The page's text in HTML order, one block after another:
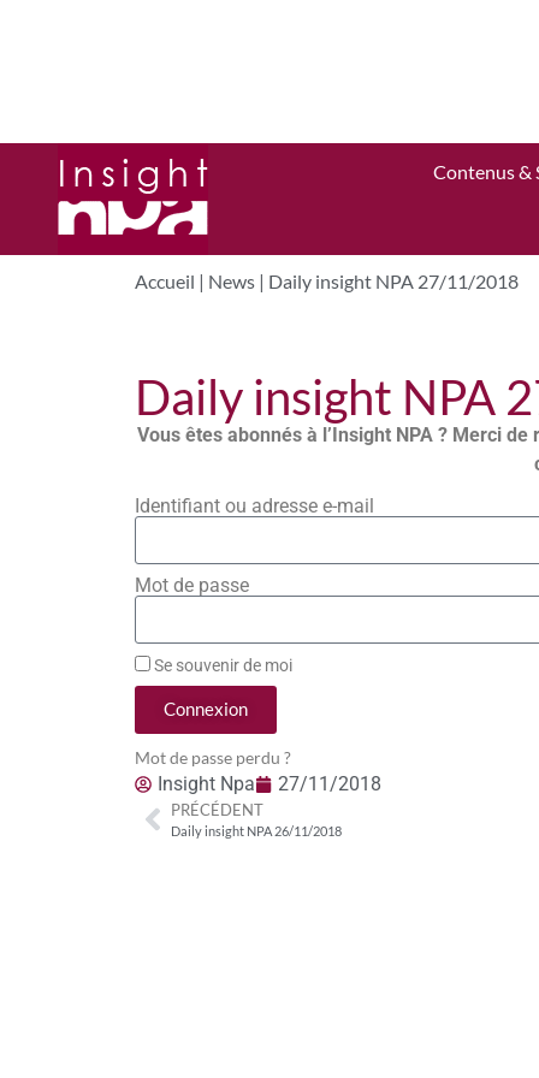
Contenus &
Accueil | News | Daily insight NPA 27/11/2018
Daily insight NPA
Vous êtes abonnés à l’Insight NPA ? Merci
Identifiant ou adresse e-mail
Mot de passe
Se souvenir de moi
Connexion
Mot de passe perdu ?
Insight Npa 27/11/2018
PRÉCÉDENT
Daily insight NPA 26/11/2018